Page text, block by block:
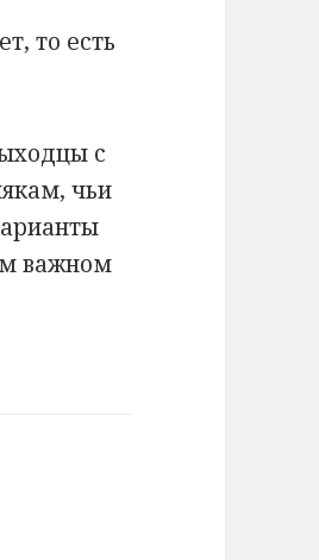
то есть
с
чьи
важном